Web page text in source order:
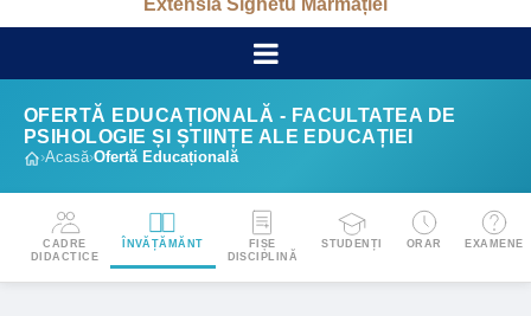
Extensia Sighetu Marmației
OFERTĂ EDUCAȚIONALĂ - FACULTATEA DE
PSIHOLOGIE ȘI ȘTIINȚE ALE EDUCAȚIEI
›Acasă›Ofertă Educațională
CADRE
DIDACTICE
ÎNVĂȚĂMĂNT
FIȘE
DISCIPLINĂ
STUDENȚI ORAR EXAMENE